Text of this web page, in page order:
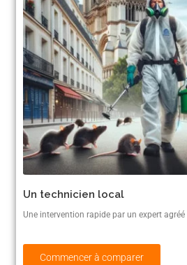
Un technicien local
Une intervention rapide par un expert
Commencer à comparer